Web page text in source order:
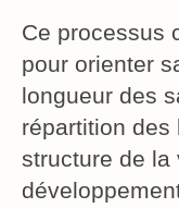
Ce processus
pour orienter
longueur des
répartition des
structure de la